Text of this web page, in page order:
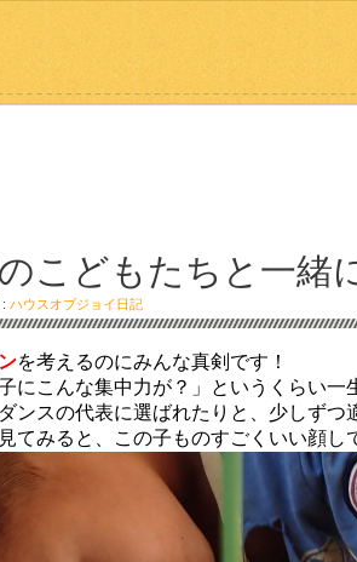
こどもたちと一緒
:ハウスオブジョイ日記
を考えるのにみんな真剣です！
にこんな集中力が？」というくらい一
ンスの代表に選ばれたりと、少しずつ
てみると、この子ものすごくいい顔し